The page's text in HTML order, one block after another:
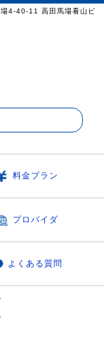
料金プラン
プロバイダ
よくある質問